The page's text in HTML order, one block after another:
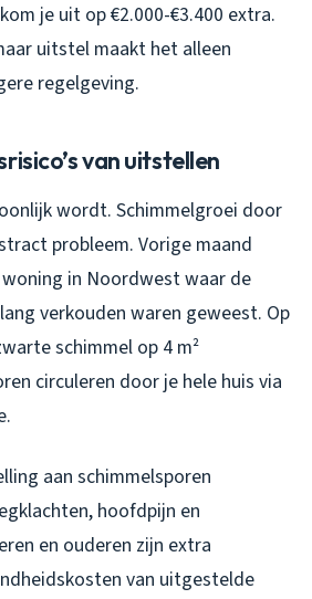
je uit op €2.000-€3.400 extra.
uitstel maakt het alleen
regelgeving.
van uitstellen
wordt. Schimmelgroei door
probleem. Vorige maand
in Noordwest waar de
verkouden waren geweest. Op
schimmel op 4 m²
circuleren door je hele huis via
aan schimmelsporen
hoofdpijn en
en ouderen zijn extra
van uitgestelde